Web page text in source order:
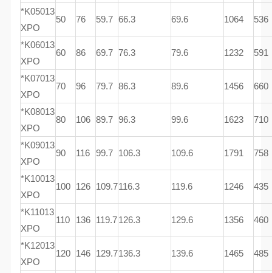
*K05013
XPO
50 76 59.7 66.3 69.6 1064 536
*K06013
XPO
60 86 69.7 76.3 79.6 1232 591
*K07013
XPO
70 96 79.7 86.3 89.6 1456 660
*K08013
XPO
80 106 89.7 96.3 99.6 1623 710
*K09013
XPO
90 116 99.7 106.3 109.6 1791 758
*K10013
XPO
100 126 109.7116.3 119.6 1246 435
*K11013
XPO
110 136 119.7126.3 129.6 1356 460
*K12013
XPO
120 146 129.7136.3 139.6 1465 485